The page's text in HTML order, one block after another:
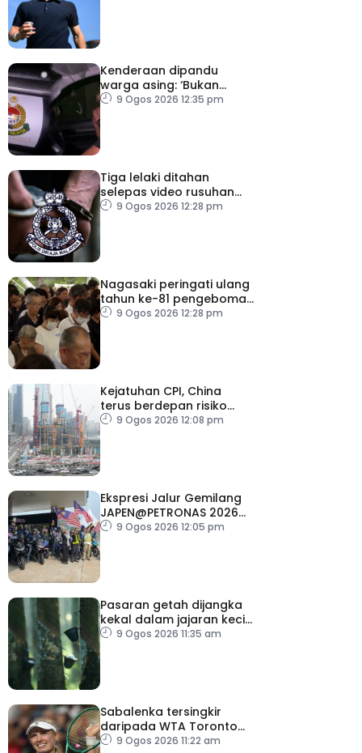
Kenderaan dipandu
warga asing: ‘Bukan
kereta rasmi jabatan’
9 Ogos 2026 12:35 pm
Tiga lelaki ditahan
selepas video rusuhan
serang pegawai kanan
9 Ogos 2026 12:28 pm
Nagasaki peringati ulang
tahun ke-81 pengeboman
atom9 Ogos 2026 12:28 pm
Kejatuhan CPI, China
terus berdepan risiko
deflasi
9 Ogos 2026 12:08 pm
Ekspresi Jalur Gemilang
JAPEN@PETRONAS 2026
dilancar serentak di 15
9 Ogos 2026 12:05 pm
Pasaran getah dijangka
kekal dalam jajaran kecil
minggu depan
9 Ogos 2026 11:35 am
Sabalenka tersingkir
daripada WTA Toronto
Masters
9 Ogos 2026 11:22 am